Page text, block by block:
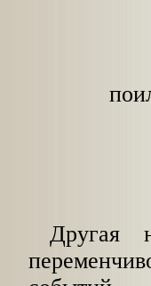
Другая